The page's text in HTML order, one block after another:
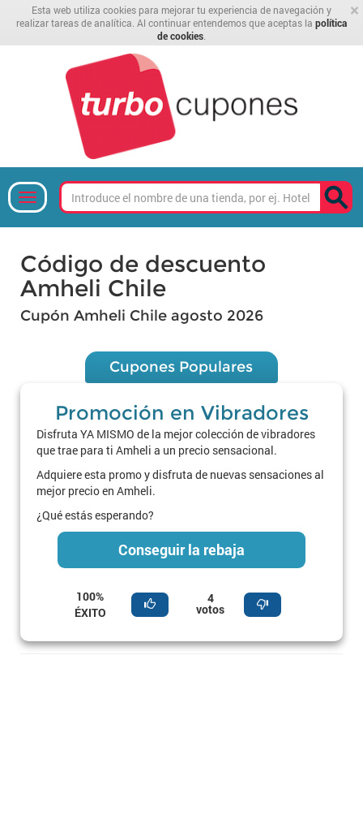
×
Esta web utiliza cookies para mejorar tu experiencia de navegación y
realizar tareas de analítica. Al continuar entendemos que aceptas la política
de cookies
Código de descuento
Amheli Chile
Cupón Amheli Chile agosto 2026
Cupones Populares
Promoción en Vibradores
Disfruta YA MISMO de la mejor colección de vibradores
que trae para ti Amheli a un precio sensacional.
Adquiere esta promo y disfruta de nuevas sensaciones al
mejor precio en Amheli.
¿Qué estás esperando?
Conseguir la rebaja
100%
ÉXITO
4
votos